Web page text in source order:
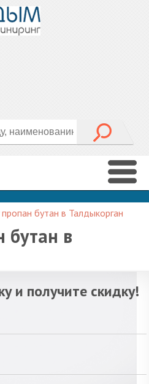
бутан в Талдыкорган
бутан в
и получите скидку!